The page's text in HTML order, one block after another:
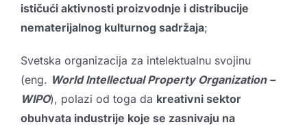
ističući aktivnosti proizvodnje i distribucije
nematerijalnog kulturnog sadržaja;
Svetska organizacija za intelektualnu svojinu
(eng. World Intellectual Property Organization –
WIPO), polazi od toga da kreativni sektor
obuhvata industrije koje se zasnivaju na